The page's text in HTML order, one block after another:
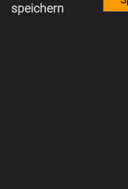
speichern